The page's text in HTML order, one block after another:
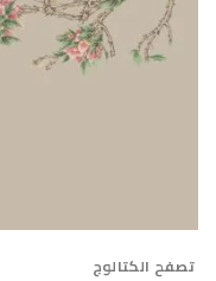
تصفح الكتالوج